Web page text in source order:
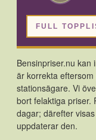
FULL
Bensinpriser.nu
är korrekta
stationsägare. Vi
bort felaktiga priser.
dagar; därefter
uppdaterar den.